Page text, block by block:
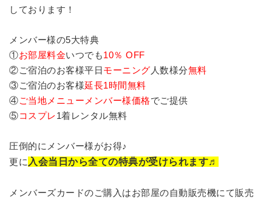
しております！
メンバー様の5大特典
①お部屋料金いつでも10％ OFF
②ご宿泊のお客様平日モーニング 人数様分無料
③ご宿泊のお客様延長1時間無料
④ご当地メニューメンバー様価格でご提供
⑤コスプレ1着レンタル無料
圧倒的にメンバー様がお得♪
更に 入会当日から全ての特典が受けられます♬
メンバーズカードのご購入はお部屋の自動販売機にて販売